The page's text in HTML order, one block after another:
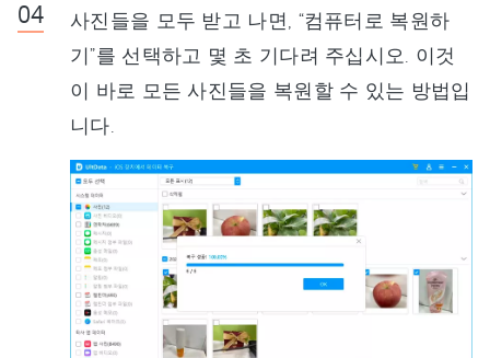
사진들을 모두 받고 나면, “컴퓨터로 복원하
기”를 선택하고 몇 초 기다려 주십시오. 이것
이 바로 모든 사진들을 복원할 수 있는 방법입
니다.